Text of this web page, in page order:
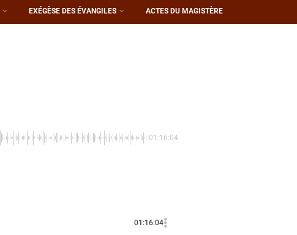
EXÉGÈSE DES ÉVANGILES ACTES DU MAGISTÈRE
-01:16:04
01:16:04